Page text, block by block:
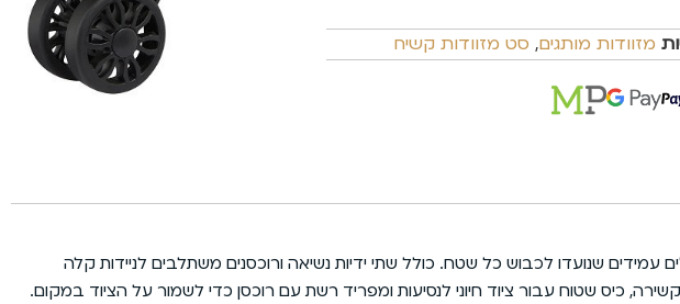
מזוודות מותגים, סט מזוודות קשיח
עמידים שנועדו לכבוש כל שטח. כולל שתי ידיות נשיאה ורוכסנים משתלבים לניידות קלה
כיס שטוח עבור ציוד חיוני לנסיעות ומפריד רשת עם רוכסן כדי לשמור על הציוד במקום.